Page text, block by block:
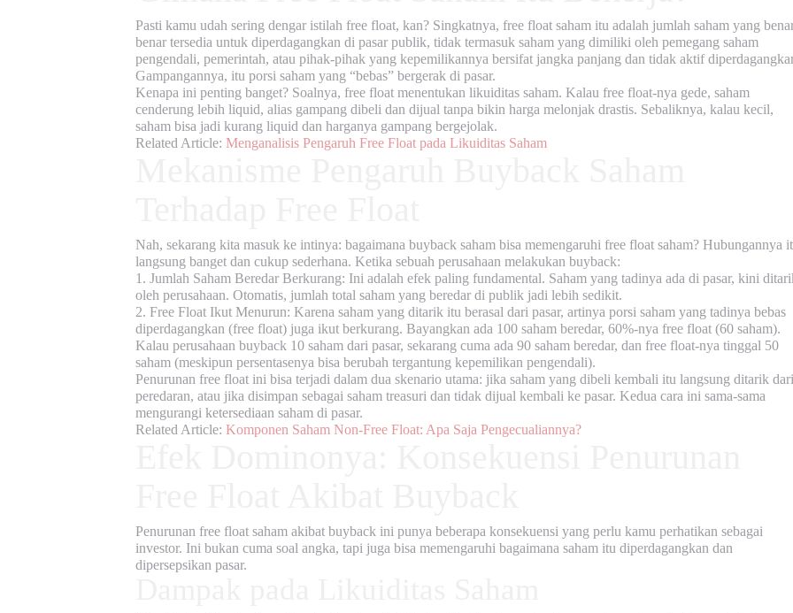
Pasti kamu udah sering dengar istilah free float, kan? Singkatnya, free float sahamitu adalah jumlah saham yang
benar tersedia untuk diperdagangkan di pasar publik, tidak termasuk saham yang dimiliki oleh pemegang saham
pengendali, pemerintah, atau pihak-pihak yang kepemilikannya bersifat jangka panjang dan tidak aktif
Gampangannya, itu porsi saham yang “bebas” bergerak di pasar.
Kenapa ini penting banget? Soalnya, free floatmenentukan likuiditas saham. Kalau free float-nya gede, saham
cenderung lebih liquid, alias gampang dibeli dan dijual tanpa bikin harga melonjak drastis. Sebaliknya, kalau kecil,
saham bisa jadi kurang liquid dan harganya gampang bergejolak.
Related Article: Menganalisis Pengaruh Free Float pada Likuiditas Saham
Nah, sekarang kita masuk ke intinya: bagaimana buyback saham bisa memengaruhi free float saham? Hubungannya
langsung banget dan cukup sederhana. Ketika sebuah perusahaan melakukan buyback:
1. Jumlah Saham Beredar Berkurang: Ini adalah efek paling fundamental. Saham yang tadinya ada di pasar, kini
oleh perusahaan. Otomatis, jumlah total saham yang beredar di publik jadi lebih sedikit.
2. Free Float Ikut Menurun: Karena saham yang ditarik itu berasal dari pasar, artinya porsi saham yang tadinya bebas
diperdagangkan (free float) juga ikut berkurang. Bayangkan ada 100 saham beredar, 60%-nya free float (60 saham).
Kalau perusahaan buyback 10 saham dari pasar, sekarang cuma ada 90 saham beredar, dan free float-nya tinggal 50
saham (meskipun persentasenya bisa berubah tergantung kepemilikan pengendali).
Penurunan free floatini bisa terjadi dalam dua skenario utama: jika saham yang dibeli kembali itu langsung ditarik dari
peredaran, atau jika disimpan sebagai saham treasuri dan tidak dijual kembali ke pasar. Kedua cara ini sama-sama
mengurangi ketersediaan saham di pasar.
Related Article: Komponen Saham Non-Free Float: Apa Saja Pengecualiannya?
Penurunan free float sahamakibat buyback ini punya beberapa konsekuensi yang perlu kamu perhatikan sebagai
investor. Ini bukan cuma soal angka, tapi juga bisa memengaruhi bagaimana saham itu diperdagangkan dan
dipersepsikan pasar.